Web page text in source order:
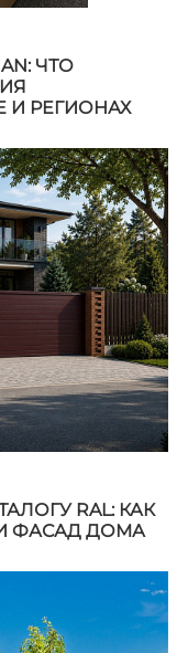
ЧТО
И РЕГИОНАХ
RAL: КАК
ФАСАД ДОМА